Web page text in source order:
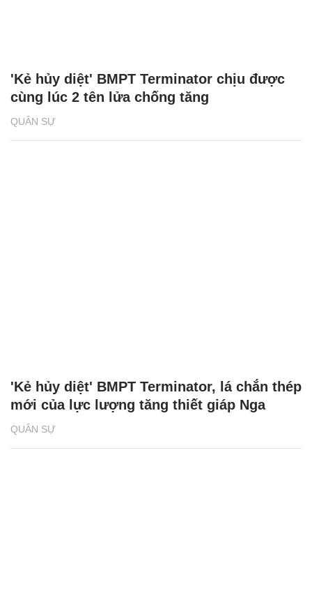
QUÂN SỰ
'Kẻ hủy diệt' BMPT Terminator chịu được
cùng lúc 2 tên lửa chống tăng
QUÂN SỰ
'Kẻ hủy diệt' BMPT Terminator, lá chắn thép
mới của lực lượng tăng thiết giáp Nga